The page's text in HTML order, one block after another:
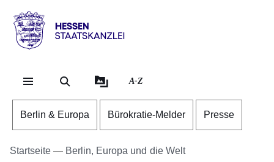
Hessen
Staatskanzlei
A-Z
Berlin & Europa Bürokratie-Melder Presse
Startseite
Berlin, Europa und die Welt